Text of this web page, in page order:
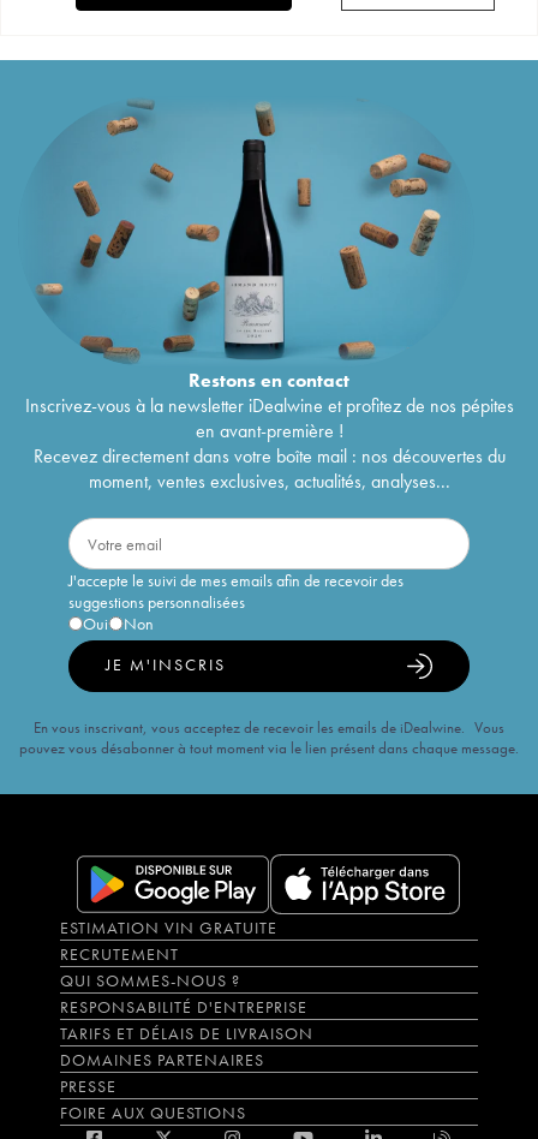
Restons encontact
Inscrivez-vous à la newsletter iDealwine et profitez de nos pépites
en avant-première !
Recevez directement dans votre boîte mail : nos découvertes du
moment, ventes exclusives, actualités, analyses...
J'accepte le suivi de mes emails afin de recevoir des
suggestions personnalisées
Oui
Non
JE M'INSCRIS
En vous inscrivant, vous acceptez de recevoir les emails de iDealwine. Vous
pouvez vous désabonner à tout moment via le lien présent dans chaque message.
ESTIMATION VIN GRATUITE
RECRUTEMENT
QUI SOMMES-NOUS ?
RESPONSABILITÉ D'ENTREPRISE
TARIFS ET DÉLAIS DE LIVRAISON
DOMAINES PARTENAIRES
PRESSE
FOIRE AUX QUESTIONS